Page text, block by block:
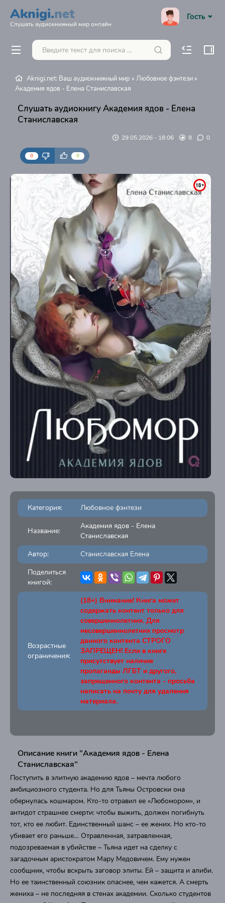
Aknigi.net
Слушать аудиокнижный мир онлайн
Гость
Aknigi.net: Ваш аудиокнижный мир » Любовное фэнтези »
Академия ядов - Елена Станиславская
Слушать аудиокнигу Академия ядов - Елена
Станиславская
29.05.2026 - 18:06 8 0
0 0
Категория: Любовное фэнтези
Название:
Академия ядов - Елена
Станиславская
Автор:
Станиславская Елена
Поделиться
книгой:
Возрастные
ограничения:
(18+) Внимание! Книга может
содержать контент только для
совершеннолетних. Для
несовершеннолетних просмотр
данного контента СТРОГО
ЗАПРЕЩЕН! Если в книге
присутствует наличие
пропаганды ЛГБТ и другого,
запрещенного контента - просьба
написать на почту для удаления
материала.
Описание книги "Академия ядов - Елена
Станиславская"
Поступить в элитную академию ядов – мечта любого
амбициозного студента. Но для Тьяны Островски она
обернулась кошмаром. Кто-то отравил ее «Любомором», и
антидот страшнее смерти: чтобы выжить, должен погибнуть
тот, кто ее любит. Единственный шанс – ее жених. Но кто-то
убивает его раньше… Отравленная, затравленная,
подозреваемая в убийстве – Тьяна идет на сделку с
загадочным аристократом Мару Медовичем. Ему нужен
сообщник, чтобы вскрыть заговор элиты. Ей – защита и алиби.
Но ее таинственный союзник опаснее, чем кажется. А смерть
жениха – не последняя в стенах академии. Сколько студентов